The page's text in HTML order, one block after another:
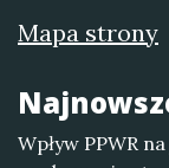
Mapa strony
Wpływ PPWR